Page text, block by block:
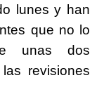
lunes y han
que no lo
unas dos
revisiones